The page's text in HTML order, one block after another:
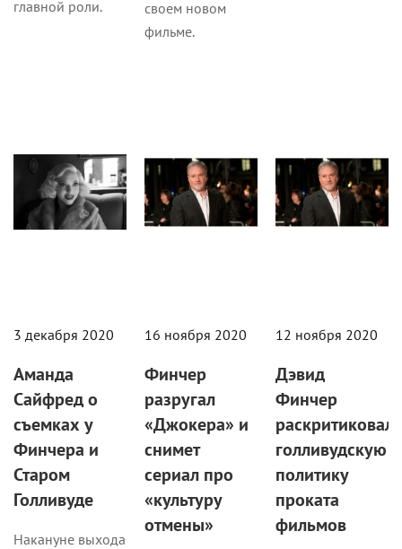
главной роли.
своем новом
фильме.
3 декабря 2020
Аманда
Сайфред о
съемках у
Финчера и
Старом
Голливуде
Накануне выхода
16 ноября 2020
Финчер
разругал
«Джокера» и
снимет
сериал про
«культуру
отмены»
12 ноября 2020
Дэвид
Финчер
раскритиковал
голливудскую
политику
проката
фильмов